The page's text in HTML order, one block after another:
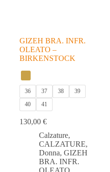
GIZEH BRA. INFR.
OLEATO –
BIRKENSTOCK
36 37 38
39
40
41
130,00 €
Calzature,
CALZATURE,
Donna, GIZEH
BRA. INFR.
OLEATO